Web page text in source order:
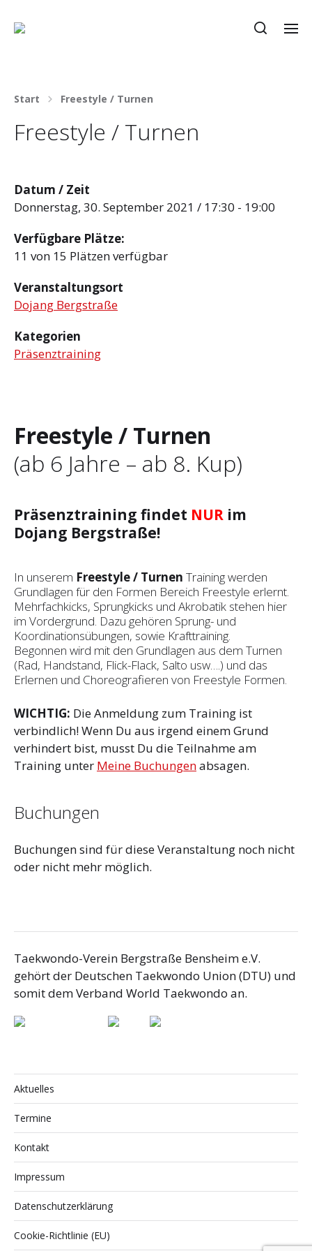
Start Freestyle / Turnen
Freestyle / Turnen
Datum / Zeit
Donnerstag, 30. September 2021 / 17:30 - 19:00
Verfügbare Plätze:
11 von 15 Plätzen verfügbar
Veranstaltungsort
Dojang Bergstraße
Kategorien
Präsenztraining
Freestyle / Turnen
(ab 6 Jahre – ab 8. Kup)
Präsenztraining findet NUR im
Dojang Bergstraße!
In unserem Freestyle / Turnen Training werden
Grundlagen für den Formen Bereich Freestyle erlernt.
Mehrfachkicks, Sprungkicks und Akrobatik stehen hier
im Vordergrund. Dazu gehören Sprung- und
Koordinationsübungen, sowie Krafttraining.
Begonnen wird mit den Grundlagen aus dem Turnen
(Rad, Handstand, Flick-Flack, Salto usw….) und das
Erlernen und Choreografieren von Freestyle Formen.
WICHTIG: Die Anmeldung zum Training ist
verbindlich! Wenn Du aus irgend einem Grund
verhindert bist, musst Du die Teilnahme am
Training unter Meine Buchungenabsagen.
Buchungen
Buchungen sind für diese Veranstaltung noch nicht
oder nicht mehr möglich.
Taekwondo-Verein Bergstraße Bensheim e.V.
gehört der Deutschen Taekwondo Union (DTU) und
somit dem Verband World Taekwondo an.
Aktuelles
Termine
Kontakt
Impressum
Datenschutzerklärung
Cookie-Richtlinie (EU)